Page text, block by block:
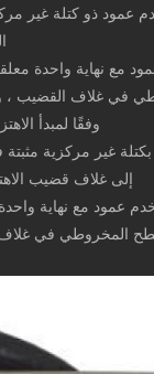
عمود ذو كتلة غير
مع نهاية
في غلاف القضيب ،
وفقًا لمبدأ
غير مركزية
إلى غلاف قضيب
عمود مع نهاية
المخروطي في غلاف